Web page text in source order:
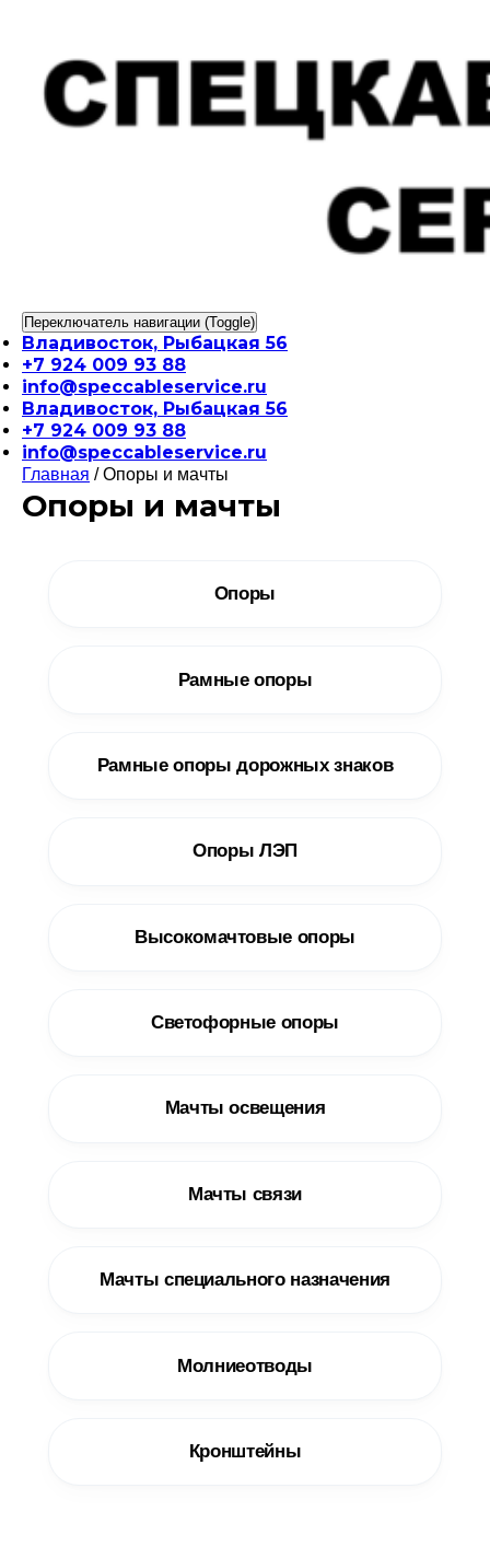
содержимому
Переключатель навигации (Toggle)
Владивосток, Рыбацкая 56
+7 924 009 93 88
info@speccableservice.ru
Владивосток, Рыбацкая 56
+7 924 009 93 88
info@speccableservice.ru
Главная / Опоры и мачты
Опоры и мачты
Опоры
Рамные опоры
Рамные опоры дорожных знаков
Опоры ЛЭП
Высокомачтовые опоры
Светофорные опоры
Мачты освещения
Мачты связи
Мачты специального назначения
Молниеотводы
Кронштейны